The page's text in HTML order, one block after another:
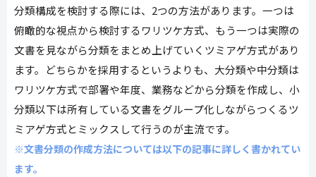
分類構成を検討する際には、2つの方法があります。一つは
俯瞰的な視点から検討するワリツケ方式、もう一つは実際の
文書を見ながら分類をまとめ上げていくツミアゲ方式があり
ます。どちらかを採用するというよりも、大分類や中分類は
ワリツケ方式で部署や年度、業務などから分類を作成し、小
分類以下は所有している文書をグループ化しながらつくるツ
ミアゲ方式とミックスして行うのが主流です。
※文書分類の作成方法については以下の記事に詳しく書かれてい
ます。